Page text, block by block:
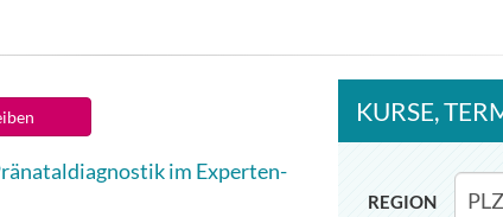
im Experten-
KURSE,
REGION